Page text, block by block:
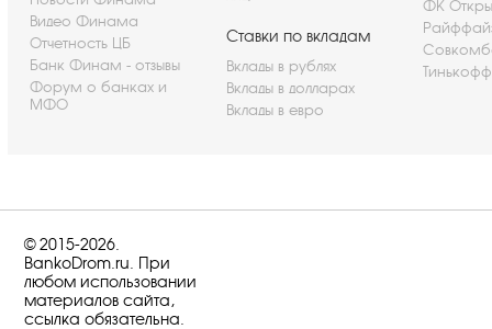
Видео Финама
Отчетность ЦБ
Банк Финам - отзывы
Форум о банках и
МФО
Ставки по вкладам
Вклады в рублях
Вклады в долларах
Вклады в евро
ФК
© 2015-2026.
BankoDrom.ru. При
любом использовании
материалов сайта,
ссылка обязательна.